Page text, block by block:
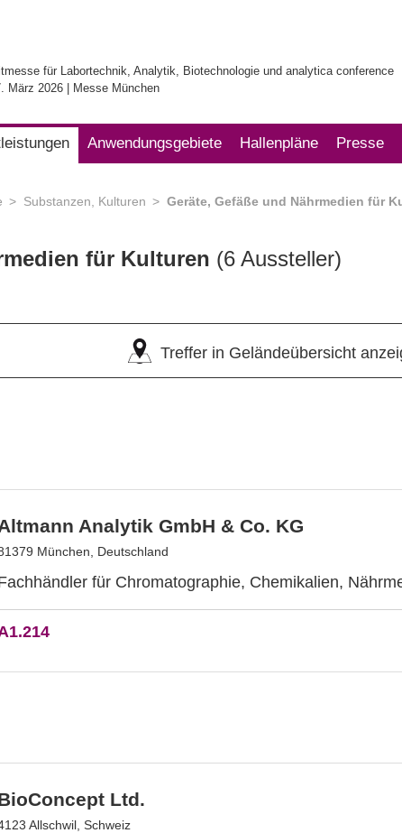
für Labortechnik, Analytik, Biotechnologie und analytica conference
März 2026 | Messe München
Anwendungsgebiete Hallenpläne Presse
Substanzen, Kulturen Geräte, Gefäße und Nährmedien für
für Kulturen (6 Aussteller)
Treffer in Geländeübersicht
Analytik GmbH & Co. KG
München, Deutschland
für Chromatographie, Chemikalien,
Ltd.
Allschwil, Schweiz